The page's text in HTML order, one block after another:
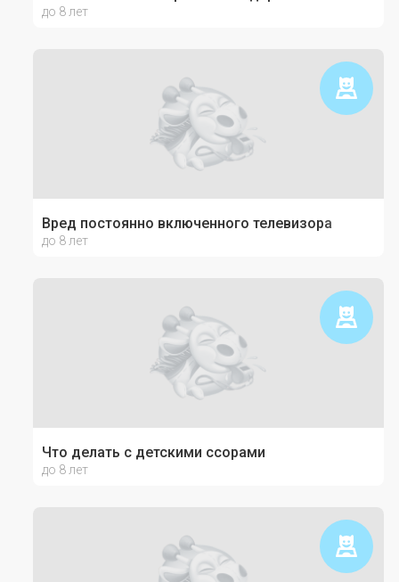
до 8 лет
Вред постоянно включенного телевизора
до 8 лет
Что делать с детскими ссорами
до 8 лет